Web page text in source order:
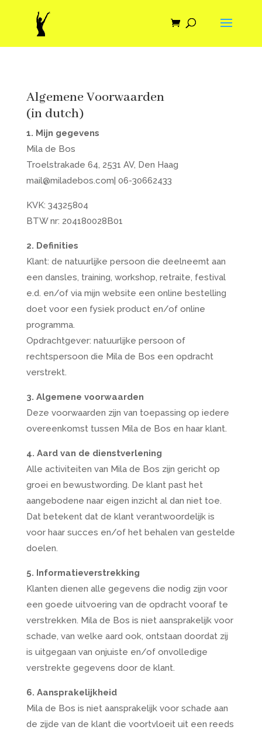
Algemene Voorwaarden
(in dutch)
1. Mijn gegevens
Mila de Bos
Troelstrakade 64, 2531 AV, Den Haag
mail@miladebos.com| 06-30662433
KVK: 34325804
BTW nr: 204180028B01
2. Definities
Klant: de natuurlijke persoon die deelneemt aan
een dansles, training, workshop, retraite, festival
e.d. en/of via mijn website een online bestelling
doet voor een fysiek product en/of online
programma.
Opdrachtgever: natuurlijke persoon of
rechtspersoon die Mila de Bos een opdracht
verstrekt.
3. Algemene voorwaarden
Deze voorwaarden zijn van toepassing op iedere
overeenkomst tussen Mila de Bos en haar klant.
4. Aard van de dienstverlening
Alle activiteiten van Mila de Bos zijn gericht op
groei en bewustwording. De klant past het
aangebodene naar eigen inzicht al dan niet toe.
Dat betekent dat de klant verantwoordelijk is
voor haar succes en/of het behalen van gestelde
doelen.
5. Informatieverstrekking
Klanten dienen alle gegevens die nodig zijn voor
een goede uitvoering van de opdracht vooraf te
verstrekken. Mila de Bos is niet aansprakelijk voor
schade, van welke aard ook, ontstaan doordat zij
is uitgegaan van onjuiste en/of onvolledige
verstrekte gegevens door de klant.
6. Aansprakelijkheid
Mila de Bos is niet aansprakelijk voor schade aan
de zijde van de klant die voortvloeit uit een reeds